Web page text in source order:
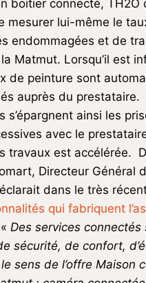
boitier connecté, TH2O
mesurer lui-même le
endommagées et de
Matmut. Lorsqu’il est
de peinture sont
auprès du prestataire.
s’épargnent ainsi les
avec le
travaux est accélérée.
Directeur Général
dans le très
qui fabriquent
« Des services
sécurité, de confort,
le sens de l’offre Maison